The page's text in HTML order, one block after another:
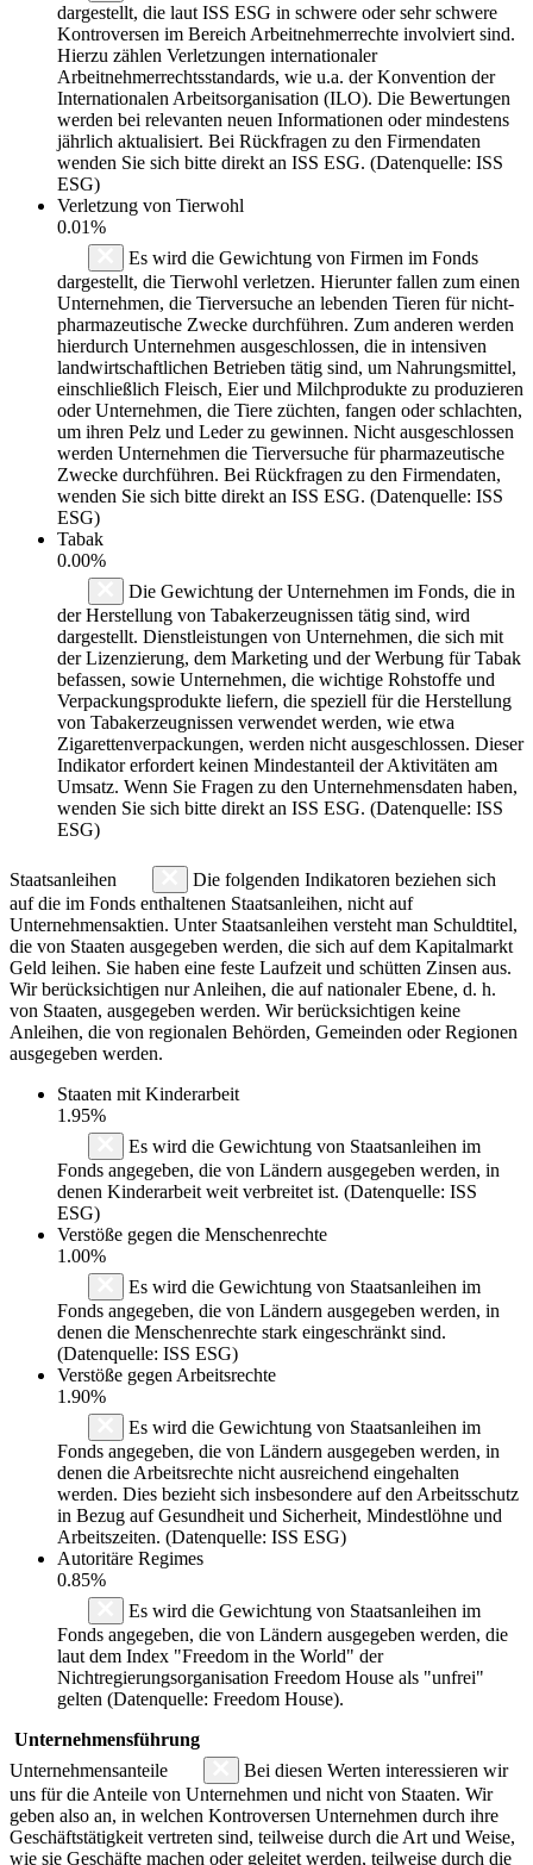
dargestellt, die laut ISS ESG in schwere oder sehr schwere
Kontroversen im Bereich Arbeitnehmerrechte involviert sind.
Hierzu zählen Verletzungen internationaler
Arbeitnehmerrechtsstandards, wie u.a. der Konvention der
Internationalen Arbeitsorganisation (ILO). Die Bewertungen
werden bei relevanten neuen Informationen oder mindestens
jährlich aktualisiert. Bei Rückfragen zu den Firmendaten
wenden Sie sich bitte direkt an ISS ESG. (Datenquelle: ISS
ESG)
Verletzung von Tierwohl
0.01%
Es wird die Gewichtung von Firmen im Fonds
dargestellt, die Tierwohl verletzen. Hierunter fallen zum einen
Unternehmen, die Tierversuche an lebenden Tieren für nicht-
pharmazeutische Zwecke durchführen. Zum anderen werden
hierdurch Unternehmen ausgeschlossen, die in intensiven
landwirtschaftlichen Betrieben tätig sind, um Nahrungsmittel,
einschließlich Fleisch, Eier und Milchprodukte zu produzieren
oder Unternehmen, die Tiere züchten, fangen oder schlachten,
um ihren Pelz und Leder zu gewinnen. Nicht ausgeschlossen
werden Unternehmen die Tierversuche für pharmazeutische
Zwecke durchführen. Bei Rückfragen zu den Firmendaten,
wenden Sie sich bitte direkt an ISS ESG. (Datenquelle: ISS
ESG)
Tabak
0.00%
Die Gewichtung der Unternehmen im Fonds, die in
der Herstellung von Tabakerzeugnissen tätig sind, wird
dargestellt. Dienstleistungen von Unternehmen, die sich mit
der Lizenzierung, dem Marketing und der Werbung für Tabak
befassen, sowie Unternehmen, die wichtige Rohstoffe und
Verpackungsprodukte liefern, die speziell für die Herstellung
von Tabakerzeugnissen verwendet werden, wie etwa
Zigarettenverpackungen, werden nicht ausgeschlossen. Dieser
Indikator erfordert keinen Mindestanteil der Aktivitäten am
Umsatz. Wenn Sie Fragen zu den Unternehmensdaten haben,
wenden Sie sich bitte direkt an ISS ESG. (Datenquelle: ISS
ESG)
Staatsanleihen
Die folgenden Indikatoren beziehen sich
auf die im Fonds enthaltenen Staatsanleihen, nicht auf
Unternehmensaktien. Unter Staatsanleihen versteht man Schuldtitel,
die von Staaten ausgegeben werden, die sich auf dem Kapitalmarkt
Geld leihen. Sie haben eine feste Laufzeit und schütten Zinsen aus.
Wir berücksichtigen nur Anleihen, die auf nationaler Ebene, d. h.
von Staaten, ausgegeben werden. Wir berücksichtigen keine
Anleihen, die von regionalen Behörden, Gemeinden oder Regionen
ausgegeben werden.
Staaten mit Kinderarbeit
1.95%
Es wird die Gewichtung von Staatsanleihen im
Fonds angegeben, die von Ländern ausgegeben werden, in
denen Kinderarbeit weit verbreitet ist. (Datenquelle: ISS
ESG)
Verstöße gegen die Menschenrechte
1.00%
Es wird die Gewichtung von Staatsanleihen im
Fonds angegeben, die von Ländern ausgegeben werden, in
denen die Menschenrechte stark eingeschränkt sind.
(Datenquelle: ISS ESG)
Verstöße gegen Arbeitsrechte
1.90%
Es wird die Gewichtung von Staatsanleihen im
Fonds angegeben, die von Ländern ausgegeben werden, in
denen die Arbeitsrechte nicht ausreichend eingehalten
werden. Dies bezieht sich insbesondere auf den Arbeitsschutz
in Bezug auf Gesundheit und Sicherheit, Mindestlöhne und
Arbeitszeiten. (Datenquelle: ISS ESG)
Autoritäre Regimes
0.85%
Es wird die Gewichtung von Staatsanleihen im
Fonds angegeben, die von Ländern ausgegeben werden, die
laut dem Index "Freedom in the World" der
Nichtregierungsorganisation Freedom House als "unfrei"
gelten (Datenquelle: Freedom House).
Unternehmensführung
Unternehmensanteile
Bei diesen Werten interessieren wir
uns für die Anteile von Unternehmen und nicht von Staaten. Wir
geben also an, in welchen Kontroversen Unternehmen durch ihre
Geschäftstätigkeit vertreten sind, teilweise durch die Art und Weise,
wie sie Geschäfte machen oder geleitet werden, teilweise durch die